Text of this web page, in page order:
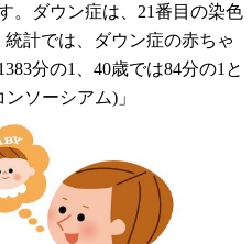
。ダウン症は、21番目の染色
計では、ダウン症の赤ちゃ
分の1、40歳では84分の1と
ソーシアム)」